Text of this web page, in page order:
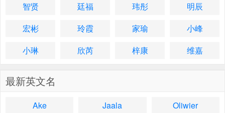
智贤
廷福 玮彤
明辰
宏彬
玲霞 家瑜
小峰
小琳
欣芮 梓康 维嘉
最新英文名
Ake
Jaala
Oliwier